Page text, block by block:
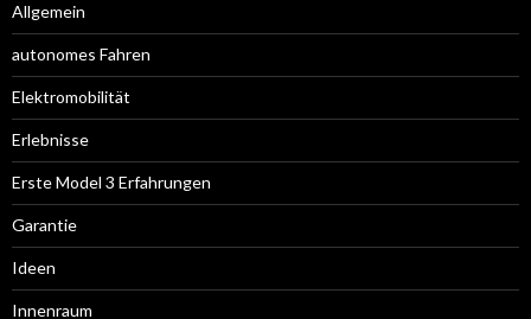
Allgemein
autonomes Fahren
Elektromobilität
Erlebnisse
Erste Model 3 Erfahrungen
Garantie
Ideen
Innenraum